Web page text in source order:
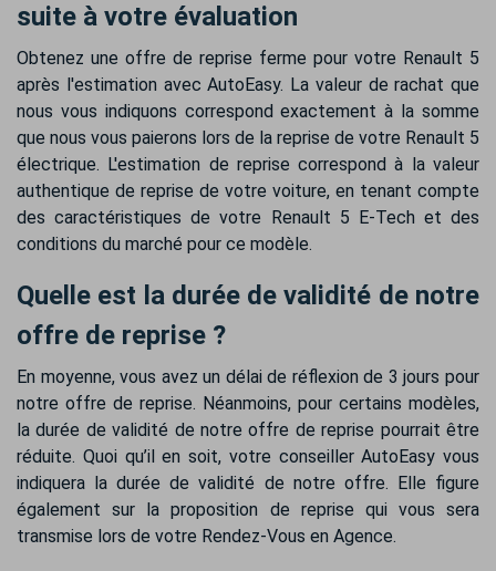
suite à votre évaluation
Obtenez une offre de reprise ferme pour votre Renault 5
après l'estimation avec AutoEasy. La valeur de rachat que
nous vous indiquons correspond exactement à la somme
que nous vous paierons lors de la reprise de votre Renault 5
électrique. L'estimation de reprise correspond à la valeur
authentique de reprise de votre voiture, en tenant compte
des caractéristiques de votre Renault 5 E-Tech et des
conditions du marché pour ce modèle.
Quelle est la durée de validité de notre
offre de reprise ?
En moyenne, vous avez un délai de réflexion de 3 jours pour
notre offre de reprise. Néanmoins, pour certains modèles,
la durée de validité de notre offre de reprise pourrait être
réduite. Quoi qu’il en soit, votre conseiller AutoEasy vous
indiquera la durée de validité de notre offre. Elle figure
également sur la proposition de reprise qui vous sera
transmise lors de votre Rendez-Vous en Agence.